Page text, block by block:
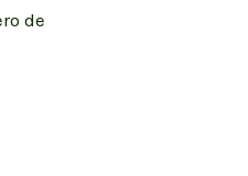
de